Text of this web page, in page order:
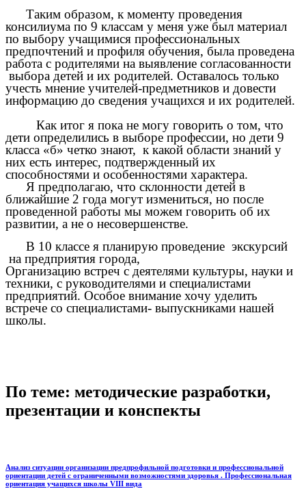
Таким образом, к моменту проведения
консилиума по 9 классам у меня уже был материал
по выбору учащимися профессиональных
предпочтений и профиля обучения, была проведена
работа с родителями на выявление согласованности
выбора детей и их родителей. Оставалось только
учесть мнение учителей-предметников и довести
информацию до сведения учащихся и их родителей.
Как итог я пока не могу говорить о том, что
дети определились в выборе профессии, но дети 9
класса «б» четко знают, к какой области знаний у
них есть интерес, подтвержденный их
способностями и особенностями характера.
Я предполагаю, что склонности детей в
ближайшие 2 года могут измениться, но после
проведенной работы мы можем говорить об их
развитии, а не о несовершенстве.
В 10 классе я планирую проведение экскурсий
на предприятия города,
Организацию встреч с деятелями культуры, науки и
техники, с руководителями и специалистами
предприятий. Особое внимание хочу уделить
встрече со специалистами- выпускниками нашей
школы.
По теме: методические разработки,
презентации и конспекты
Анализ ситуации организации предпрофильной подготовки и профессиональной
ориентации детей с ограниченными возможностями здоровья . Профессиональная
ориентация учащихся школы VIII вида